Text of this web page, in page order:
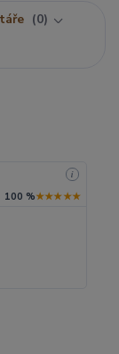
0
i
100 %★★★★★